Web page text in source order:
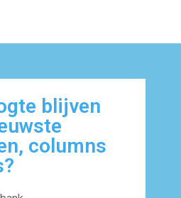
blijven
columns